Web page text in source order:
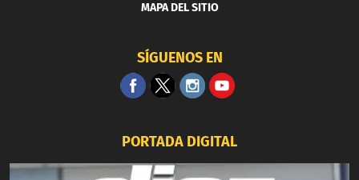
MAPA DEL SITIO
SÍGUENOS EN
PORTADA DIGITAL